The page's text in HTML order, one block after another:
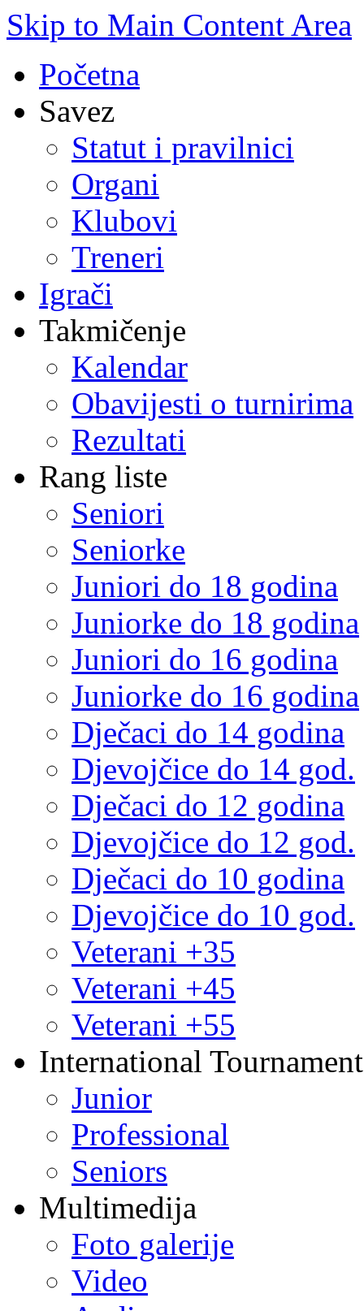
Skip to Main Content Area
Početna
Savez
Statut i pravilnici
Organi
Klubovi
Treneri
Igrači
Takmičenje
Kalendar
Obavijesti o turnirima
Rezultati
Rang liste
Seniori
Seniorke
Juniori do 18 godina
Juniorke do 18 godina
Juniori do 16 godina
Juniorke do 16 godina
Dječaci do 14 godina
Djevojčice do 14 god.
Dječaci do 12 godina
Djevojčice do 12 god.
Dječaci do 10 godina
Djevojčice do 10 god.
Veterani +35
Veterani +45
Veterani +55
International
Junior
Professional
Seniors
Multimedija
Foto galerije
Video